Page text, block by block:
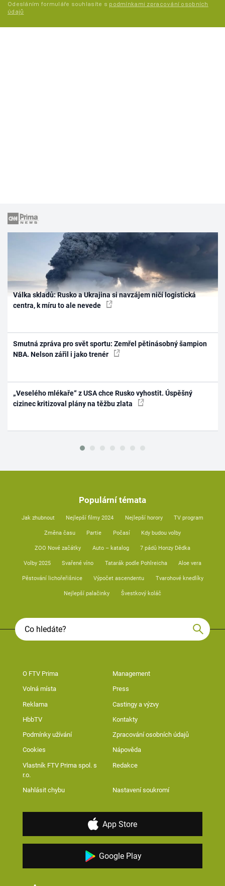
Odesláním formuláře souhlasíte s podmínkami zpracování osobních
údajů
Válka skladů: Rusko a Ukrajina si navzájem ničí logistická
centra, k míru to ale nevede
Smutná zpráva pro svět sportu: Zemřel pětinásobný šampion
NBA. Nelson zářil i jako trenér
„Veselého mlékaře“ z USA chce Rusko vyhostit. Úspěšný
cizinec kritizoval plány na těžbu zlata
Populární témata
Jak zhubnout Nejlepší filmy 2024 Nejlepší horory TV program
Změna času Partie Počasí Kdy budou volby
ZOO Nové začátky Auto – katalog 7 pádů Honzy Dědka
Volby 2025 Svařené víno Tatarák podle Pohlreicha Aloe vera
Pěstování lichořeřišnice Výpočet ascendentu Tvarohové knedlíky
Nejlepší palačinky Švestkový koláč
O FTV Prima Management
Volná místa Press
Reklama Castingy a výzvy
HbbTV Kontakty
Podmínky užívání Zpracování osobních údajů
Cookies Nápověda
Vlastník FTV Prima spol. s
r.o.
Redakce
Nahlásit chybu Nastavení soukromí
App Store
Google Play